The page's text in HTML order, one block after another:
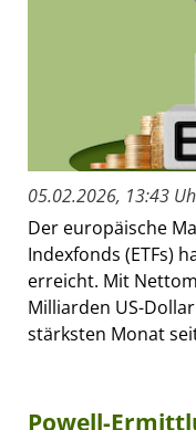
05.02.2026, 13:43
Der europäische
Indexfonds (ETFs)
erreicht. Mit
Milliarden US-
stärksten Monat
Powell-